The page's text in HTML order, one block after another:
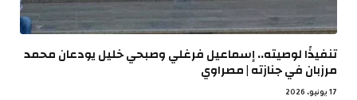
تنفيذًا لوصيته.. إسماعيل فرغلي وصبحي خليل يودعان محمد
مرزبان في جنازته | مصراوي
17 يونيو، 2026